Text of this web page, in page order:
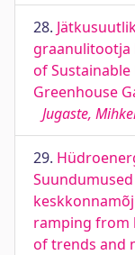
28.
graanulitootja
of
Greenhouse
Jugaste,
29.
ramping from
of trends and